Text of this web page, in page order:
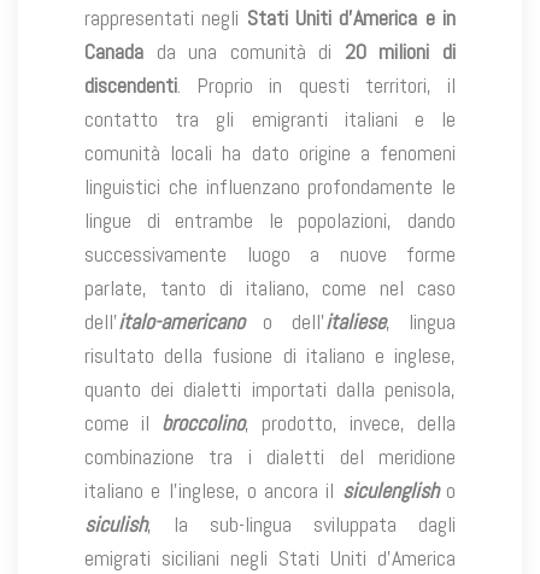
rappresentati negli Stati Uniti d’America e in
Canada da una comunità di 20 milioni di
discendenti. Proprio in questi territori, il
contatto tra gli emigranti italiani e le
comunità locali ha dato origine a fenomeni
linguistici che influenzano profondamente le
lingue di entrambe le popolazioni, dando
successivamente luogo a nuove forme
parlate, tanto di italiano, come nel caso
dell’italo-americano o dell’italiese, lingua
risultato della fusione di italiano e inglese,
quanto dei dialetti importati dalla penisola,
come il broccolino, prodotto, invece, della
combinazione tra i dialetti del meridione
italiano e l’inglese, o ancora il siculenglisho
siculish, la sub-lingua sviluppata dagli
emigrati siciliani negli Stati Uniti d’America